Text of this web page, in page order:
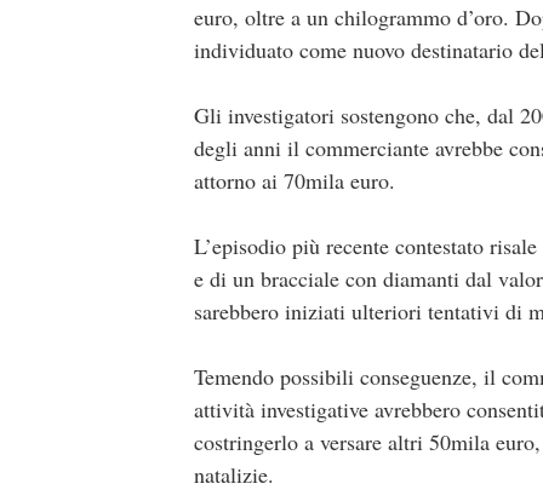
euro, oltre a un chilogrammo d’oro.
individuato come nuovo destinatario
Gli investigatori sostengono che, dal
degli anni il commerciante avrebbe
attorno ai 70mila euro.
L’episodio più recente contestato
e di un bracciale con diamanti dal
sarebbero iniziati ulteriori tentativi di
Temendo possibili conseguenze, il
attività investigative avrebbero
costringerlo a versare altri 50mila
natalizie.